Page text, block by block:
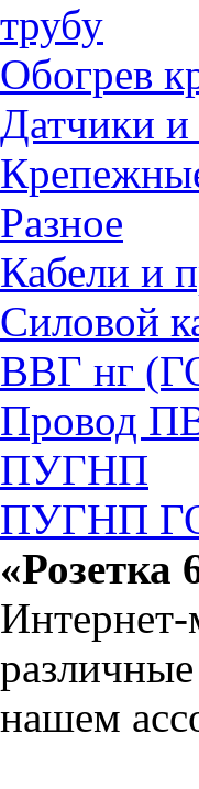
трубу
Обогрев
Датчики и
Разное
Кабели и
Силовой
ВВГ нг
Провод
ПУГНП
ПУГНП
«Розетка
Интернет-
нашем